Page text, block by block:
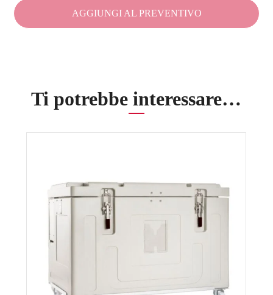
per
bassissime
AGGIUNGI AL PREVENTIVO
Ti potrebbe interessare…